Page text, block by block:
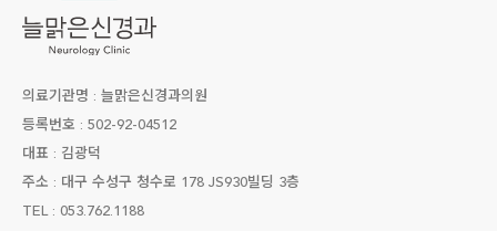
의료기관명 : 늘맑은신경과의원
등록번호 : 502-92-04512
대표 : 김광덕
주소 : 대구 수성구 청수로 178 JS930빌딩 3층
TEL : 053.762.1188